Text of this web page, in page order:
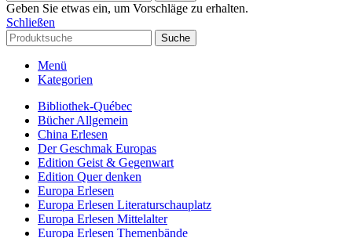
Geben Sie etwas ein, um Vorschläge zu erhalten.
Schließen
Suche
Menü
Kategorien
Bibliothek-Québec
Bücher Allgemein
China Erlesen
Der Geschmak Europas
Edition Geist & Gegenwart
Edition Quer denken
Europa Erlesen
Europa Erlesen Literaturschauplatz
Europa Erlesen Mittelalter
Europa Erlesen Themenbände